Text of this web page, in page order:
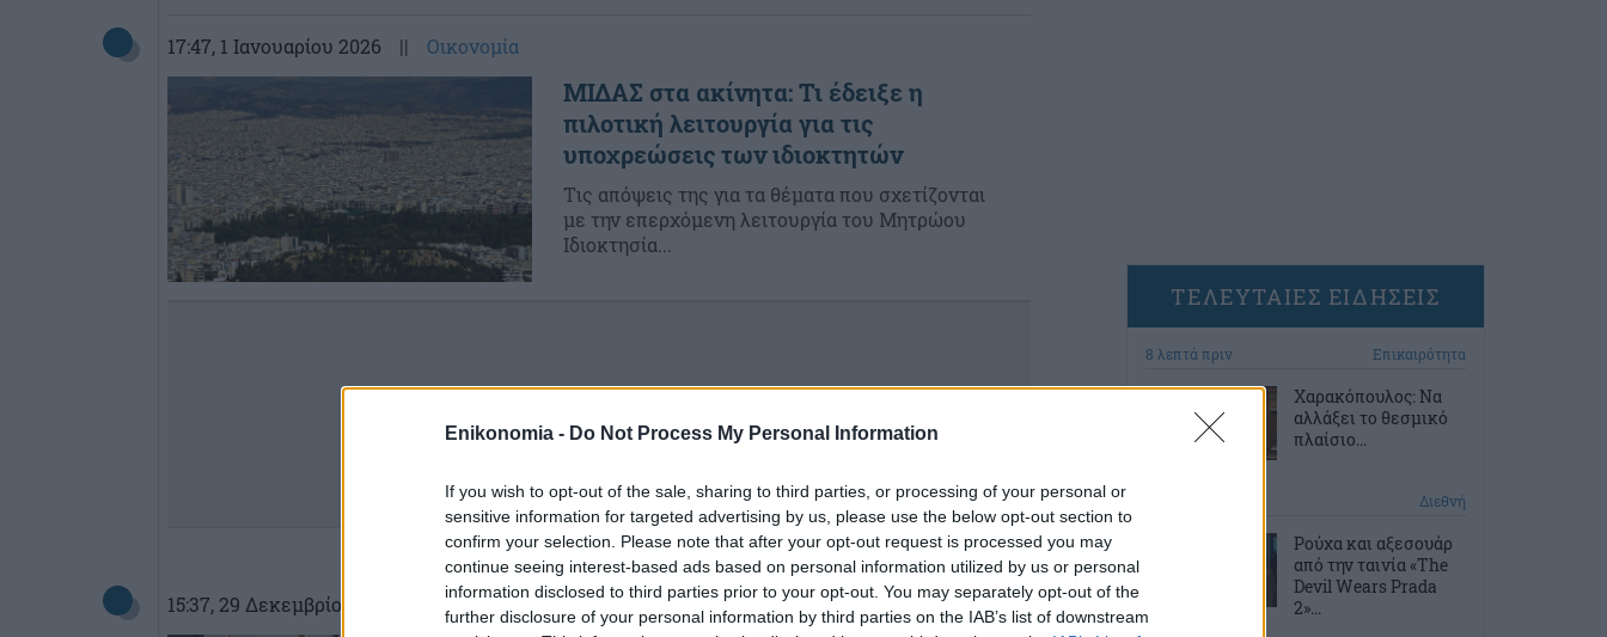
Enikonomia - Do Not Process My Personal Information
If you wish to opt-out of the sale, sharing to third parties, or processing of your personal or
sensitive information for targeted advertising by us, please use the below opt-out section to
confirm your selection. Please note that after your opt-out request is processed you may
continue seeing interest-based ads based on personal information utilized by us or personal
information disclosed to third parties prior to your opt-out. You may separately opt-out of the
further disclosure of your personal information by third parties on the IAB’s list of downstream
17:47, 1 Ιανουαρίου 2026 || Οικονομία
ΜΙΔΑΣ στα ακίνητα: Τι έδειξε η
πιλοτική λειτουργία για τις
υποχρεώσεις των ιδιοκτητών
Tις απόψεις της για τα θέματα που σχετίζονται
με την επερχόμενη λειτουργία του Μητρώου
Ιδιοκτησία...
15:37, 29 Δεκεμβρίου 2025 Οικονομία
ΤΕΛΕΥΤΑΙΕΣ ΕΙΔΗΣΕΙΣ
8 λεπτά πριν Επικαιρότητα
Χαρακόπουλος: Να
αλλάξει το θεσμικό
πλαίσιο...
Διεθνή
Ρούχα και αξεσουάρ
από την ταινία «The
Devil Wears Prada
2»...